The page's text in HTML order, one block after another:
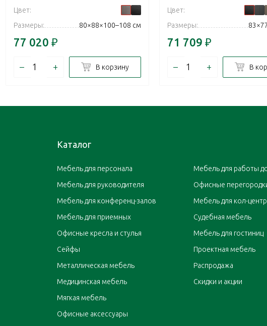
Цвет:
Размеры:
80×88×100–108 см
77 020 ₽
– + В корзину
Цвет:
Размеры:
71 709 ₽
– + В
Каталог
Мебель для персонала
Мебель для руководителя
Мебель для конференц-залов
Мебель для приемных
Офисные кресла и стулья
Сейфы
Металлическая мебель
Медицинская мебель
Мягкая мебель
Офисные аксессуары
Мебель для работы
Офисные
Мебель для кол-
Судебная мебель
Мебель для гостиниц
Проектная мебель
Распродажа
Скидки и акции